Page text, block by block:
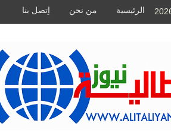
الرئيسية من نحن اِتصل بنا